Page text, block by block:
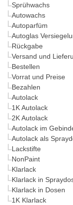
Sprühwachs
Autowachs
Autoparfüm
Autoglas
Rückgabe
Versand und
Bestellen
Vorrat und Preise
Bezahlen
Autolack
1K Autolack
2K Autolack
Autolack im
Autolack als
Lackstifte
NonPaint
Klarlack
Klarlack in
Klarlack in Dosen
1K Klarlack